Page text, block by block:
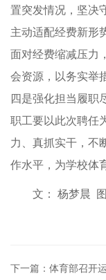
置突发情况，坚决
主动适配经费新形
面对经费缩减压力
会资源，以务实举
四是强化担当履职
职工要以此次聘任
力、真抓实干，不
作水平，为学校体
文： 杨梦晨
下一篇：体育部召开